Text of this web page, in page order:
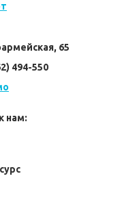
65
494-550
нам: